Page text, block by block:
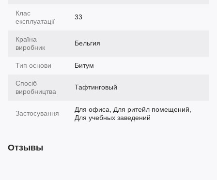
Клас
експлуатації
33
Країна
виробник
Бельгия
Тип основи Битум
Спосіб
виробництва
Тафтинговый
Застосування
Для офиса, Для ритейл помещений,
Для учебных заведений
Отзывы